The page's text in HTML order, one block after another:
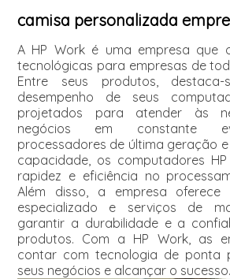
camisa personalizada
A HP Work é uma empresa que
tecnológicas para empresas de
Entre seus produtos,
desempenho de seus
projetados para atender às
negócios em constante
processadores de última geração
capacidade, os computadores
rapidez e eficiência no
Além disso, a empresa oferece
especializado e serviços de
garantir a durabilidade e a
produtos. Com a HP Work, as
contar com tecnologia de ponta
seus negócios e alcançar o sucesso.